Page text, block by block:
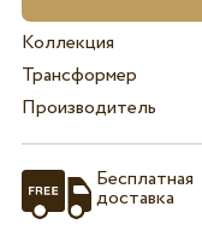
Коллекция
Трансформер
Производитель
Бесплатная
доставка